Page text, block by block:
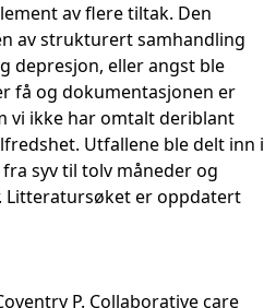
av flere tiltak. Den
av strukturert samhandling
depresjon, eller angst ble
få og dokumentasjonen er
vi ikke har omtalt deriblant
Utfallene ble delt inn i
syv til tolv måneder og
Litteratursøket er oppdatert
P. Collaborative care